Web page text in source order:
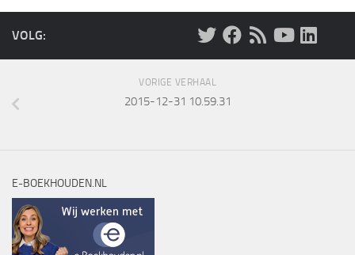
VOLG:
VORIGE VERHAAL
2015-12-31 10.59.31
E-BOEKHOUDEN.NL